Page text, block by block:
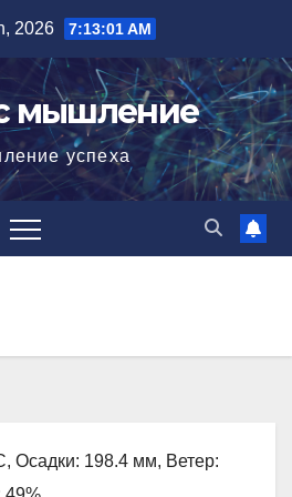
2026 7:13:02 AM
мышление
успеха
Осадки: 198.4 мм, Ветер: